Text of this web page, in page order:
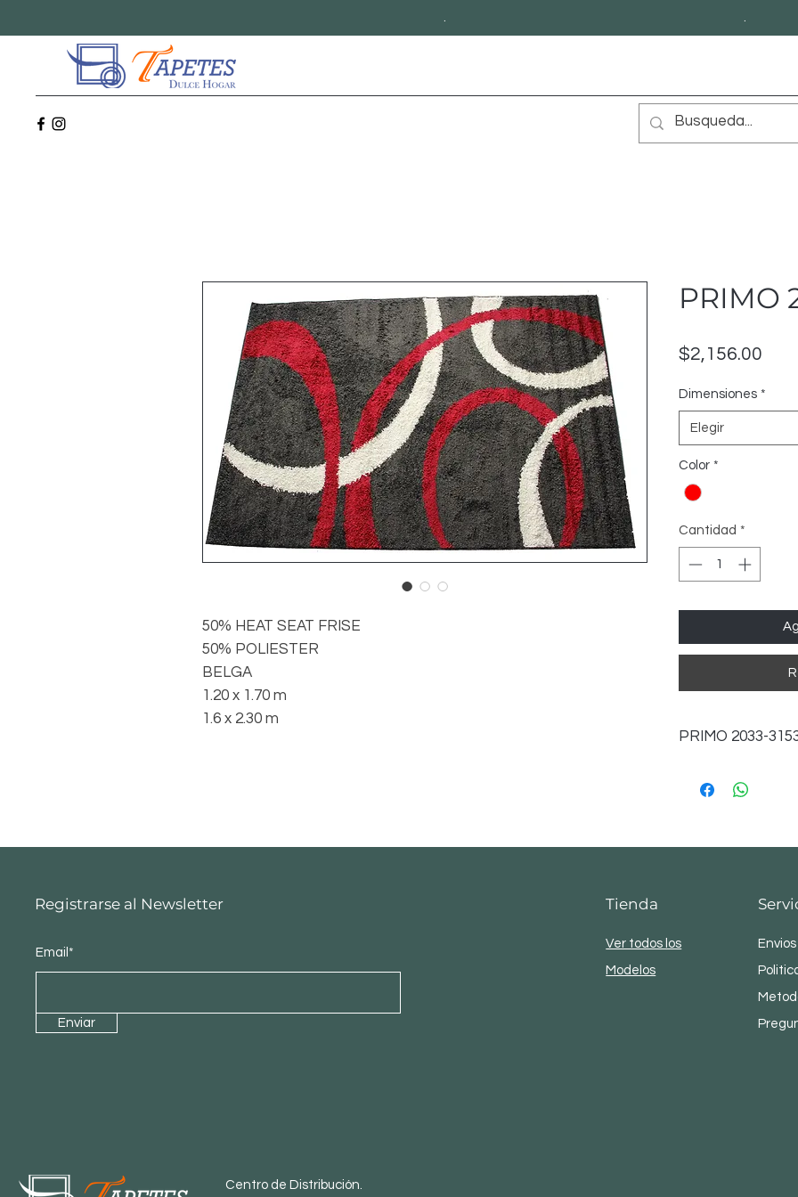
. .
50% HEAT SEAT FRISE
50% POLIESTER
BELGA
1.20 x 1.70 m
1.6 x 2.30 m
PRIMO
$2,156.00
Dimensiones *
Elegir
Color *
Cantidad *
PRIMO 2033-
1.20 x 1.70 m
Registrarse al Newsletter
Email*
Enviar
Tienda
Ver todos los
Modelos
Centro de Distribución.